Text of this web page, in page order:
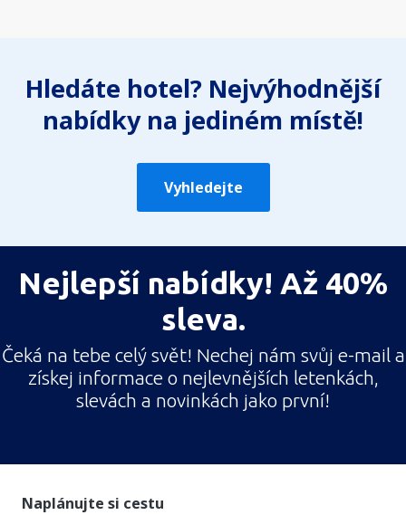
Hledáte hotel? Nejvýhodnější
nabídky na jediném místě!
Vyhledejte
Nejlepší nabídky! Až 40%
sleva.
Čeká na tebe celý svět! Nechej nám svůj e-mail a
získej informace o nejlevnějších letenkách,
slevách a novinkách jako první!
Naplánujte si cestu